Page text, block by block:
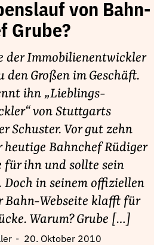
von Bahn-
Grube?
der Immobilienentwickler
den Großen im Geschäft.
ihn „Lieblings-
von Stuttgarts
Schuster. Vor gut zehn
heutige Bahnchef Rüdiger
für ihn und sollte sein
Doch in seinem offiziellen
Bahn-Webseite klafft für
Warum? Grube […]
20. Oktober 2010